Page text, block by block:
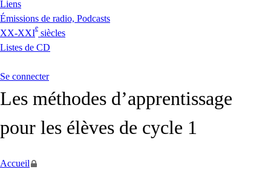
Liens
Émissions de radio, Podcasts
XX-XXI
e
siècles
Listes de CD
Se connecter
Les méthodes d’apprentissage
pour les élèves de cycle 1
Accueil